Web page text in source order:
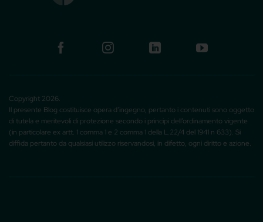
Copyright 2026.
Il presente Blog costituisce opera d’ingegno, pertanto i contenuti sono oggetto
di tutela e meritevoli di protezione secondo i principi dell’ordinamento vigente
(in particolare ex artt. 1 comma 1 e 2 comma 1 della L.22/4 del 1941 n 633). Si
diffida pertanto da qualsiasi utilizzo riservandosi, in difetto, ogni diritto e azione.